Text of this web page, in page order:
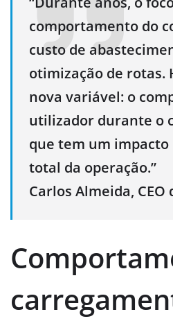
comportamento do
custo de
otimização de rotas.
nova variável: o
utilizador durante o
que tem um
total da operação.”
Carlos Almeida, CEO